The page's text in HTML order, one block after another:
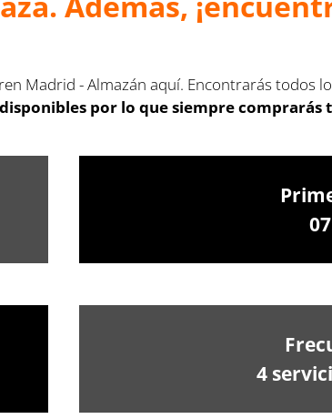
Madrid - Almazán aquí. Encontrarás todos
por lo que siempre comprarás
4